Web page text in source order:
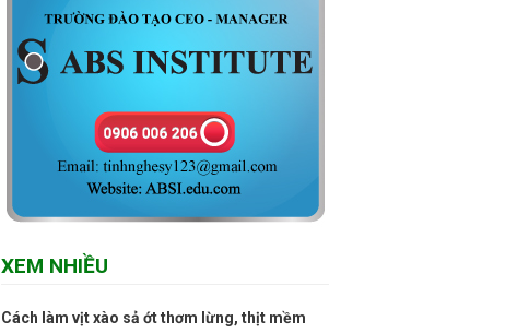
XEM NHIỀU
Cách làm vịt xào sả ớt thơm lừng, thịt mềm